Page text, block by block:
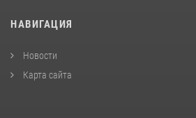
НАВИГАЦИЯ
Новости
Карта сайта